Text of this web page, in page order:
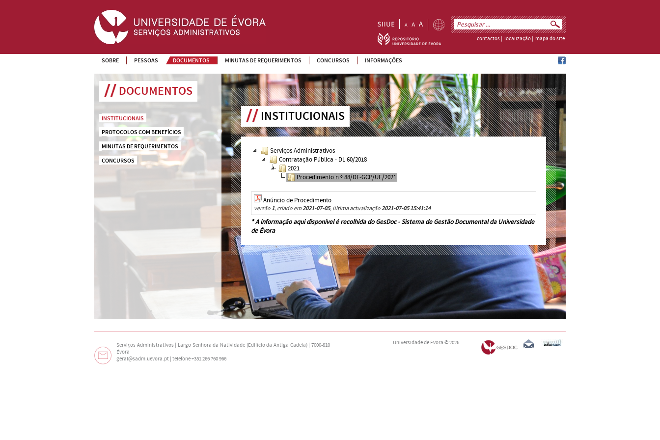
contactos localização mapa do site
SOBRE PESSOAS DOCUMENTOS MINUTAS DE REQUERIMENTOS CONCURSOS INFORMAÇÕES
DOCUMENTOS
INSTITUCIONAIS
PROTOCOLOS COM BENEFÍCIOS
MINUTAS DE REQUERIMENTOS
CONCURSOS
INSTITUCIONAIS
Serviços Administrativos
Contratação Pública - DL 60/2018
2021
Procedimento n.º 88/DF‐GCP/UE/2021
Anúncio de Procedimento
versão 1, criado em2021-07-05, última actualização2021-07-05 15:41:14
* A informação aqui disponível é recolhida doGesDoc - Sistema de Gestão Documental da Universidade
de Évora
Serviços Administrativos | Largo Senhora da Natividade (Edifício da Antiga Cadeia) | 7000-810
Évora
geral@sadm.uevora.pt | telefone +351 266 760 966
Universidade de Évora © 2026